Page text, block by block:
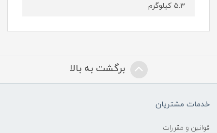
۵.۳ کیلوگرم
برگشت به بالا
خدمات مشتریان
قوانین و مقررات